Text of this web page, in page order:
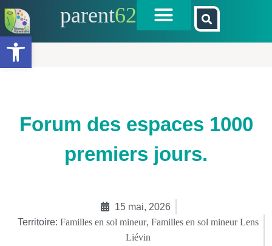
Ouvrir la barre d’outils
parent62
Forum des espaces 1000
premiers jours.
15 mai, 2026
Territoire: Familles en sol mineur, Familles en sol mineur Lens
Liévin